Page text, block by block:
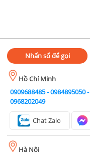
Nhấn số để gọi
Hồ Chí Minh
0909688485-0984895050-
0968202049
Chat Zalo
Hà Nội